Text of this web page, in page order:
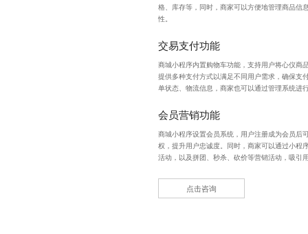
格、库存等，同时，商家可以方便地管理商品信
性。
交易支付功能
商城小程序内置购物车功能，支持用户将心仪商
提供多种支付方式以满足不同用户需求，确保支
单状态、物流信息，商家也可以通过管理系统进
会员营销功能
商城小程序设置会员系统，用户注册成为会员后
权，提升用户忠诚度。同时，商家可以通过小程
活动，以及拼团、秒杀、砍价等营销活动，吸引
点击咨询